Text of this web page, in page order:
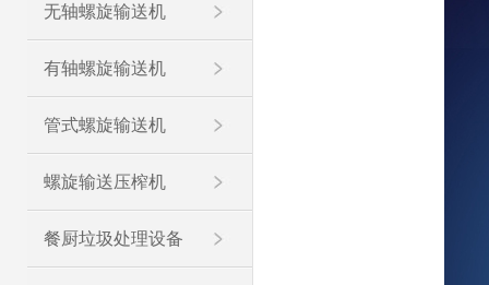
无轴螺旋输送机
有轴螺旋输送机
管式螺旋输送机
螺旋输送压榨机
餐厨垃圾处理设备